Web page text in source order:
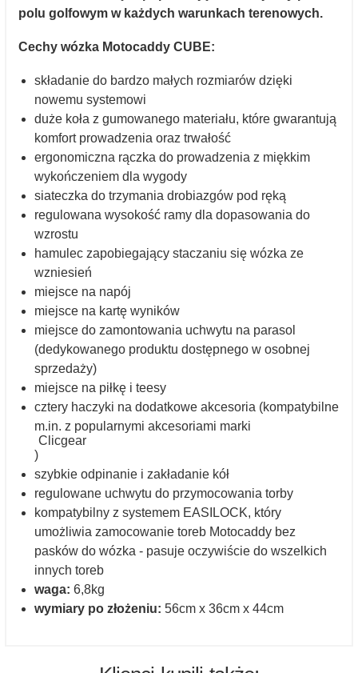
polu golfowym w każdych warunkach terenowych.
Cechy wózka Motocaddy CUBE:
składanie do bardzo małych rozmiarów dzięki
nowemu systemowi
duże koła z gumowanego materiału, które gwarantują
komfort prowadzenia oraz trwałość
ergonomiczna rączka do prowadzenia z miękkim
wykończeniem dla wygody
siateczka do trzymania drobiazgów pod ręką
regulowana wysokość ramy dla dopasowania do
wzrostu
hamulec zapobiegający staczaniu się wózka ze
wzniesień
miejsce na napój
miejsce na kartę wyników
miejsce do zamontowania uchwytu na parasol
(dedykowanego produktu dostępnego w osobnej
sprzedaży)
miejsce na piłkę i teesy
cztery haczyki na dodatkowe akcesoria (kompatybilne
m.in. z popularnymi akcesoriami marki
Clicgear
)
szybkie odpinanie i zakładanie kół
regulowane uchwytu do przymocowania torby
kompatybilny z systemem EASILOCK, który
umożliwia zamocowanie toreb Motocaddy bez
pasków do wózka - pasuje oczywiście do wszelkich
innych toreb
waga: 6,8kg
wymiary po złożeniu: 56cm x 36cm x 44cm